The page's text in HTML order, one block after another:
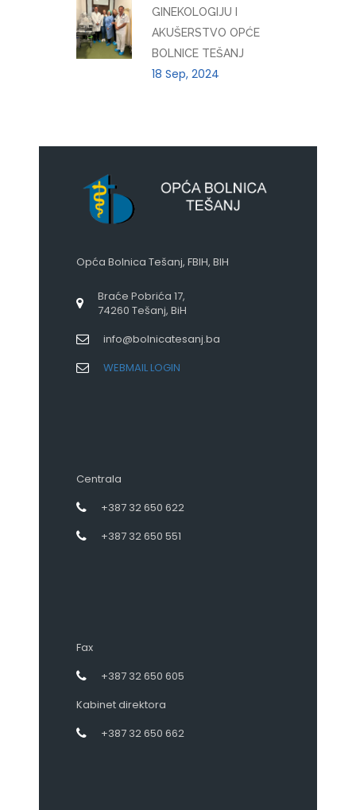
GINEKOLOGIJU I
AKUŠERSTVO OPĆE
BOLNICE TEŠANJ
18 Sep, 2024
Opća Bolnica Tešanj, FBIH, BIH
Braće Pobrića 17,
74260 Tešanj, BiH
info@bolnicatesanj.ba
WEBMAIL LOGIN
Centrala
+387 32 650 622
+387 32 650 551
Fax
+387 32 650 605
Kabinet direktora
+387 32 650 662